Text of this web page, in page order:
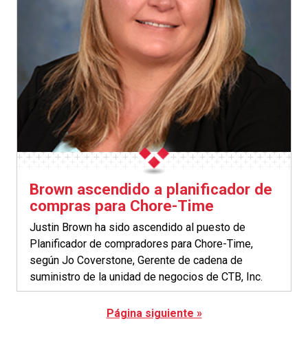
Brown ascendido a planificador de
compras para Chore-Time
Justin Brown ha sido ascendido al puesto de
Planificador de compradores para Chore-Time,
según Jo Coverstone, Gerente de cadena de
suministro de la unidad de negocios de CTB, Inc.
Página siguiente »